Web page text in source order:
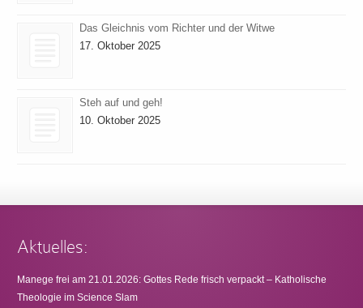
Das Gleichnis vom Richter und der Witwe
17. Oktober 2025
Steh auf und geh!
10. Oktober 2025
Aktuelles:
Manege frei am 21.01.2026: Gottes Rede frisch verpackt – Katholische
Theologie im Science Slam